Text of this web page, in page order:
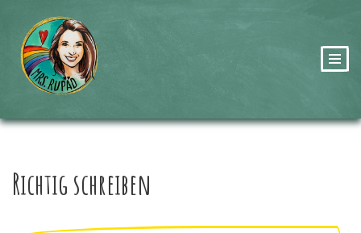
Zum
Inhalt
springen
Richtig schreiben